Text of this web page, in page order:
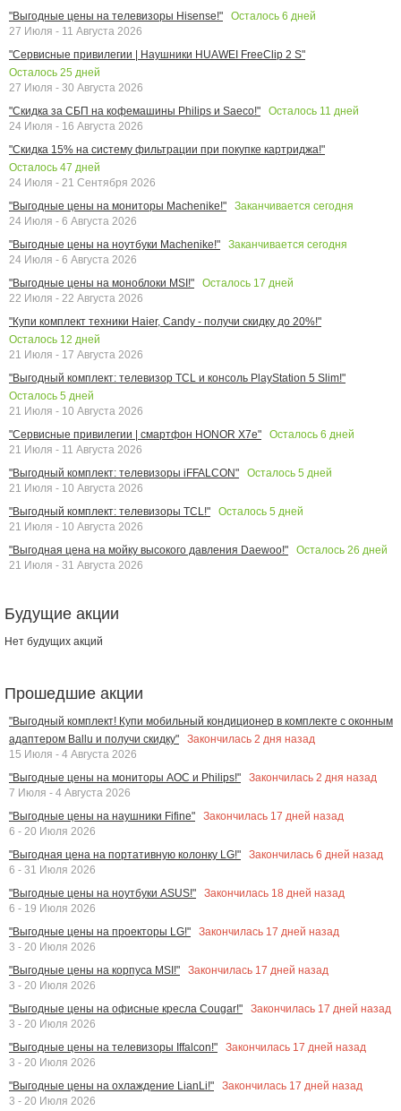
"Выгодные цены на телевизоры Hisense!"
Осталось 6 дней
27 Июля - 11 Августа 2026
"Сервисные привилегии | Наушники HUAWEI FreeClip 2 S"
Осталось 25 дней
27 Июля - 30 Августа 2026
"Скидка за СБП на кофемашины Philips и Saeco!"
Осталось 11 дней
24 Июля - 16 Августа 2026
"Скидка 15% на систему фильтрации при покупке картриджа!"
Осталось 47 дней
24 Июля - 21 Сентября 2026
"Выгодные цены на мониторы Machenike!"
Заканчивается сегодня
24 Июля - 6 Августа 2026
"Выгодные цены на ноутбуки Machenike!"
Заканчивается сегодня
24 Июля - 6 Августа 2026
"Выгодные цены на моноблоки MSI!"
Осталось 17 дней
22 Июля - 22 Августа 2026
"Купи комплект техники Haier, Candy - получи скидку до 20%!"
Осталось 12 дней
21 Июля - 17 Августа 2026
"Выгодный комплект: телевизор TCL и консоль PlayStation 5 Slim!"
Осталось 5 дней
21 Июля - 10 Августа 2026
"Сервисные привилегии | смартфон HONOR X7e"
Осталось 6 дней
21 Июля - 11 Августа 2026
"Выгодный комплект: телевизоры iFFALCON"
Осталось 5 дней
21 Июля - 10 Августа 2026
"Выгодный комплект: телевизоры TCL!"
Осталось 5 дней
21 Июля - 10 Августа 2026
"Выгодная цена на мойку высокого давления Daewoo!"
Осталось 26 дней
21 Июля - 31 Августа 2026
Будущие акции
Нет будущих акций
Прошедшие акции
"Выгодный комплект! Купи мобильный кондиционер в комплекте с оконным
адаптером Ballu и получи скидку"
Закончилась 2 дня назад
15 Июля - 4 Августа 2026
"Выгодные цены на мониторы AOC и Philips!"
Закончилась 2 дня назад
7 Июля - 4 Августа 2026
"Выгодные цены на наушники Fifine"
Закончилась 17 дней назад
6 - 20 Июля 2026
"Выгодная цена на портативную колонку LG!"
Закончилась 6 дней назад
6 - 31 Июля 2026
"Выгодные цены на ноутбуки ASUS!"
Закончилась 18 дней назад
6 - 19 Июля 2026
"Выгодные цены на проекторы LG!"
Закончилась 17 дней назад
3 - 20 Июля 2026
"Выгодные цены на корпуса MSI!"
Закончилась 17 дней назад
3 - 20 Июля 2026
"Выгодные цены на офисные кресла Cougar!"
Закончилась 17 дней назад
3 - 20 Июля 2026
"Выгодные цены на телевизоры Iffalcon!"
Закончилась 17 дней назад
3 - 20 Июля 2026
"Выгодные цены на охлаждение LianLi!"
Закончилась 17 дней назад
3 - 20 Июля 2026